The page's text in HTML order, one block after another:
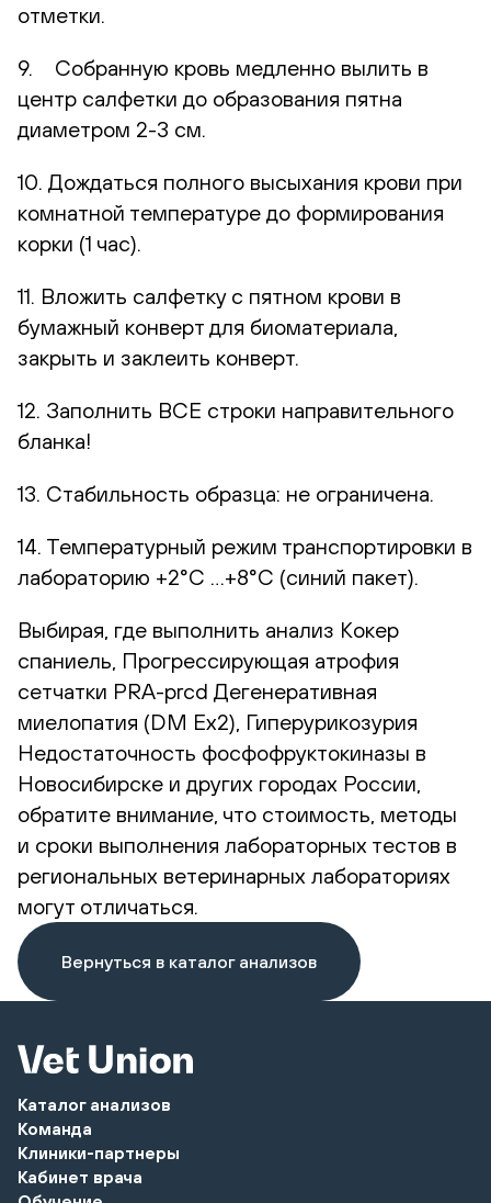
отметки.
9. Собранную кровь медленно вылить в
центр салфетки до образования пятна
диаметром 2-3 см.
10. Дождаться полного высыхания крови при
комнатной температуре до формирования
корки (1 час).
11. Вложить салфетку с пятном крови в
бумажный конверт для биоматериала,
закрыть и заклеить конверт.
12. Заполнить ВСЕ строки направительного
бланка!
13. Стабильность образца: не ограничена.
14. Температурный режим транспортировки в
лабораторию +2°С …+8°С (синий пакет).
Выбирая, где выполнить анализ Кокер
спаниель, Прогрессирующая атрофия
сетчатки PRA-prcd Дегенеративная
миелопатия (DM Ex2), Гиперурикозурия
Недостаточность фосфофруктокиназы в
Новосибирске и других городах России,
обратите внимание, что стоимость, методы
и сроки выполнения лабораторных тестов в
региональных ветеринарных лабораториях
могут отличаться.
Вернуться в каталог анализов
Каталог анализов
Команда
Клиники-партнеры
Кабинет врача